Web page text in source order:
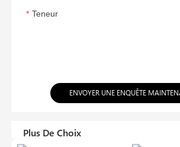
Teneur
ENVOYER UNE ENQUÊTE
Plus De Choix